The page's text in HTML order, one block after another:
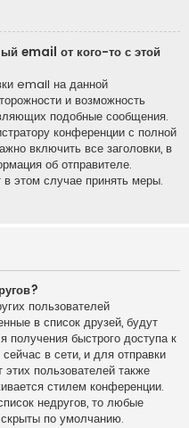
email от кого-то с этой
email на данной
и возможность
подобные сообщения.
конференции с полной
включить все заголовки, в
об отправителе.
этом случае принять меры.
пользователей
в список друзей, будут
быстрого доступа к
в сети, и для отправки
пользователей также
стилем конференции.
недругов, то любые
по умолчанию.